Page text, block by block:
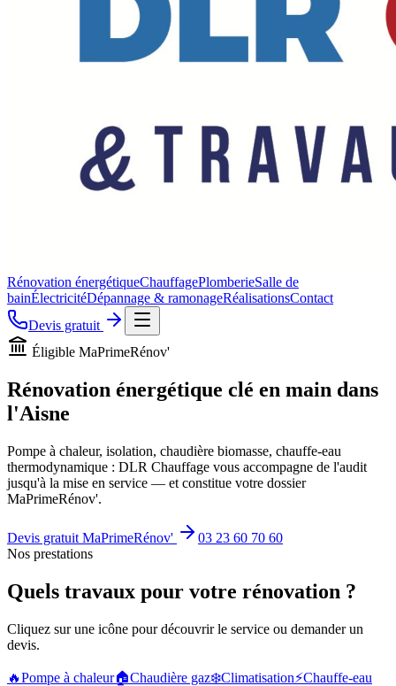
Rénovation énergétiqueChauffagePlomberieSalle de
bainÉlectricitéDépannage & ramonageRéalisationsContact
Devis gratuit
Éligible MaPrimeRénov'
Rénovation énergétique clé en main dans
l'Aisne
Pompe à chaleur, isolation, chaudière biomasse, chauffe-eau
thermodynamique : DLR Chauffage vous accompagne de l'audit
jusqu'à la mise en service — et constitue votre dossier
MaPrimeRénov'.
Devis gratuit MaPrimeRénov'
03 23 60 70 60
Nos prestations
Quels travaux pour votre rénovation ?
Cliquez sur une icône pour découvrir le service ou demander un
devis.
🔥Pompe à chaleur🏠Chaudière gaz❄️Climatisation⚡Chauffe-eau